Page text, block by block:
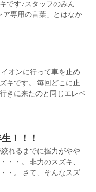
です♪スタッフのみん
ア専用の言葉」とはなか
オンに行って車を止め
キです。 毎回どこに止
きに来たのと同じエレベ
！！！
れるまでに握力がやや
・・。 非力のスズキ、
・。 さて、そんなスズ